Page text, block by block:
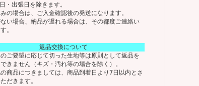
・出張日を除きます。
の場合は、ご入金確認後の発送になります。
い場合、納品が遅れる場合は、その都度ご連絡い
。
返品交換について
ご要望に応じて切った生地等は原則として返品を
きません（キズ・汚れ等の場合を除く）。
商品につきましては、商品到着日より7日以内とさ
だきます。